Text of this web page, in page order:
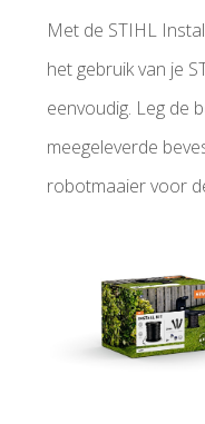
Met de STIHL
het gebruik van je
eenvoudig. Leg de
meegeleverde
robotmaaier voor